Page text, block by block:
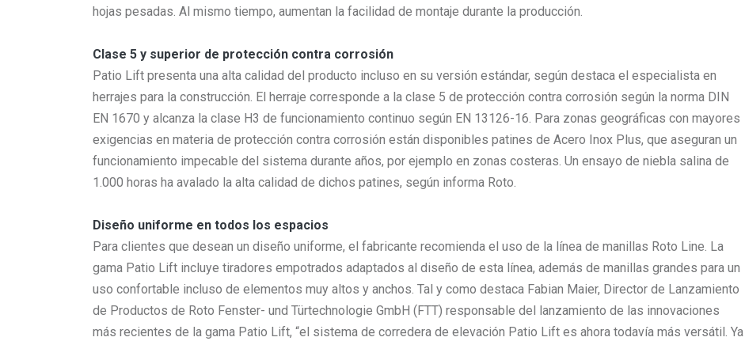
hojas pesadas. Al mismo tiempo, aumentan la facilidad de montaje durante la producción.
Clase 5 y superior de protección contra corrosión
Patio Lift presenta una alta calidad del producto incluso en su versión estándar, según destaca el especialista en
herrajes para la construcción. El herraje corresponde a la clase 5 de protección contra corrosión según la norma DIN
EN 1670 y alcanza la clase H3 de funcionamiento continuo según EN 13126-16. Para zonas geográficas con mayores
exigencias en materia de protección contra corrosión están disponibles patines de Acero Inox Plus, que aseguran un
funcionamiento impecable del sistema durante años, por ejemplo en zonas costeras. Un ensayo de niebla salina de
1.000 horas ha avalado la alta calidad de dichos patines, según informa Roto.
Diseño uniforme en todos los espacios
Para clientes que desean un diseño uniforme, el fabricante recomienda el uso de la línea de manillas Roto Line. La
gama Patio Lift incluye tiradores empotrados adaptados al diseño de esta línea, además de manillas grandes para un
uso confortable incluso de elementos muy altos y anchos. Tal y como destaca Fabian Maier, Director de Lanzamiento
de Productos de Roto Fenster- und Türtechnologie GmbH (FTT) responsable del lanzamiento de las innovaciones
más recientes de la gama Patio Lift, “el sistema de corredera de elevación Patio Lift es ahora todavía más versátil. Ya